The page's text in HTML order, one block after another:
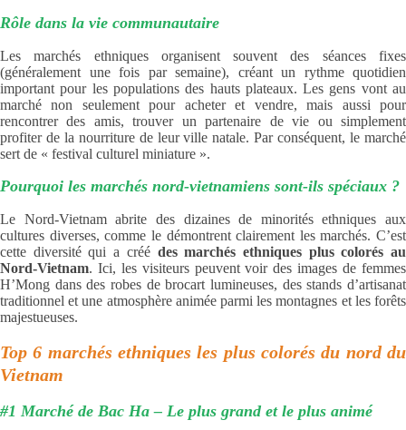
Rôle dans la vie communautaire
Les marchés ethniques organisent souvent des séances fixes
(généralement une fois par semaine), créant un rythme quotidien
important pour les populations des hauts plateaux. Les gens vont au
marché non seulement pour acheter et vendre, mais aussi pour
rencontrer des amis, trouver un partenaire de vie ou simplement
profiter de la nourriture de leur ville natale. Par conséquent, le marché
sert de « festival culturel miniature ».
Pourquoi les marchés nord-vietnamiens sont-ils spéciaux ?
Le Nord-Vietnam abrite des dizaines de minorités ethniques aux
cultures diverses, comme le démontrent clairement les marchés. C’est
cette diversité qui a créé des marchés ethniques plus colorés au
Nord-Vietnam. Ici, les visiteurs peuvent voir des images de femmes
H’Mong dans des robes de brocart lumineuses, des stands d’artisanat
traditionnel et une atmosphère animée parmi les montagnes et les forêts
majestueuses.
Top 6 marchés ethniques les plus colorés du nord du
Vietnam
#1 Marché de Bac Ha – Le plus grand et le plus animé